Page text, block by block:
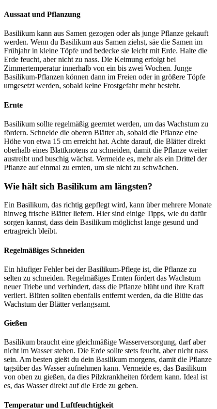
Aussaat und Pflanzung
Basilikum kann aus Samen gezogen oder als junge Pflanze gekauft
werden. Wenn du Basilikum aus Samen ziehst, säe die Samen im
Frühjahr in kleine Töpfe und bedecke sie leicht mit Erde. Halte die
Erde feucht, aber nicht zu nass. Die Keimung erfolgt bei
Zimmertemperatur innerhalb von ein bis zwei Wochen. Junge
Basilikum-Pflanzen können dann im Freien oder in größere Töpfe
umgesetzt werden, sobald keine Frostgefahr mehr besteht.
Ernte
Basilikum sollte regelmäßig geerntet werden, um das Wachstum zu
fördern. Schneide die oberen Blätter ab, sobald die Pflanze eine
Höhe von etwa 15 cm erreicht hat. Achte darauf, die Blätter direkt
oberhalb eines Blattknotens zu schneiden, damit die Pflanze weiter
austreibt und buschig wächst. Vermeide es, mehr als ein Drittel der
Pflanze auf einmal zu ernten, um sie nicht zu schwächen.
Wie hält sich Basilikum am längsten?
Ein Basilikum, das richtig gepflegt wird, kann über mehrere Monate
hinweg frische Blätter liefern. Hier sind einige Tipps, wie du dafür
sorgen kannst, dass dein Basilikum möglichst lange gesund und
ertragreich bleibt.
Regelmäßiges Schneiden
Ein häufiger Fehler bei der Basilikum-Pflege ist, die Pflanze zu
selten zu schneiden. Regelmäßiges Ernten fördert das Wachstum
neuer Triebe und verhindert, dass die Pflanze blüht und ihre Kraft
verliert. Blüten sollten ebenfalls entfernt werden, da die Blüte das
Wachstum der Blätter verlangsamt.
Gießen
Basilikum braucht eine gleichmäßige Wasserversorgung, darf aber
nicht im Wasser stehen. Die Erde sollte stets feucht, aber nicht nass
sein. Am besten gießt du dein Basilikum morgens, damit die Pflanze
tagsüber das Wasser aufnehmen kann. Vermeide es, das Basilikum
von oben zu gießen, da dies Pilzkrankheiten fördern kann. Ideal ist
es, das Wasser direkt auf die Erde zu geben.
Temperatur und Luftfeuchtigkeit